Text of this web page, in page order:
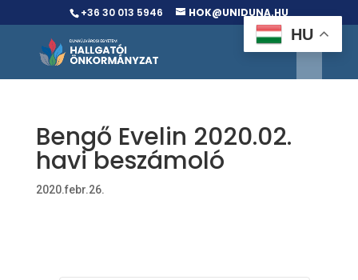
+36 30 013 5946 HOK@UNIDUNA.HU
Bengő Evelin 2020.02.
havi beszámoló
2020.febr.26.
HU